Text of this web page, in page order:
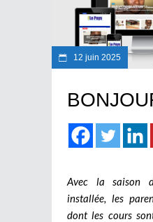
12 juin 2025
Avec la saison
installée, les
dont les cours